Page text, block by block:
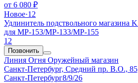
от 6 080 ₽
Новое·12
Удлинитель подствольного магазина
для МР-153/МР-133/МР-155
12
Позвонить
Линия Огня Оружейный магазин
Санкт-Петербург, Средний пр. В.О.,
Санкт-Петербург8/9/26